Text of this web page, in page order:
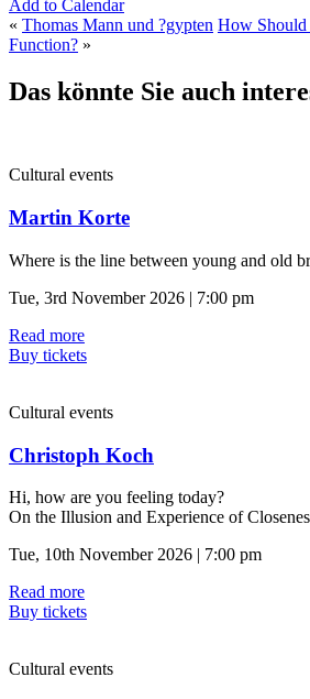
Add to Calendar
« Thomas Mann und ?gypten How
Function? »
Das könnte Sie auch
Cultural events
Martin Korte
Where is the line between young and old
Tue, 3rd November 2026 | 7:00 pm
Read more
Buy tickets
Cultural events
Christoph Koch
Hi, how are you feeling today?
On the Illusion and Experience of
Tue, 10th November 2026 | 7:00 pm
Read more
Buy tickets
Cultural events